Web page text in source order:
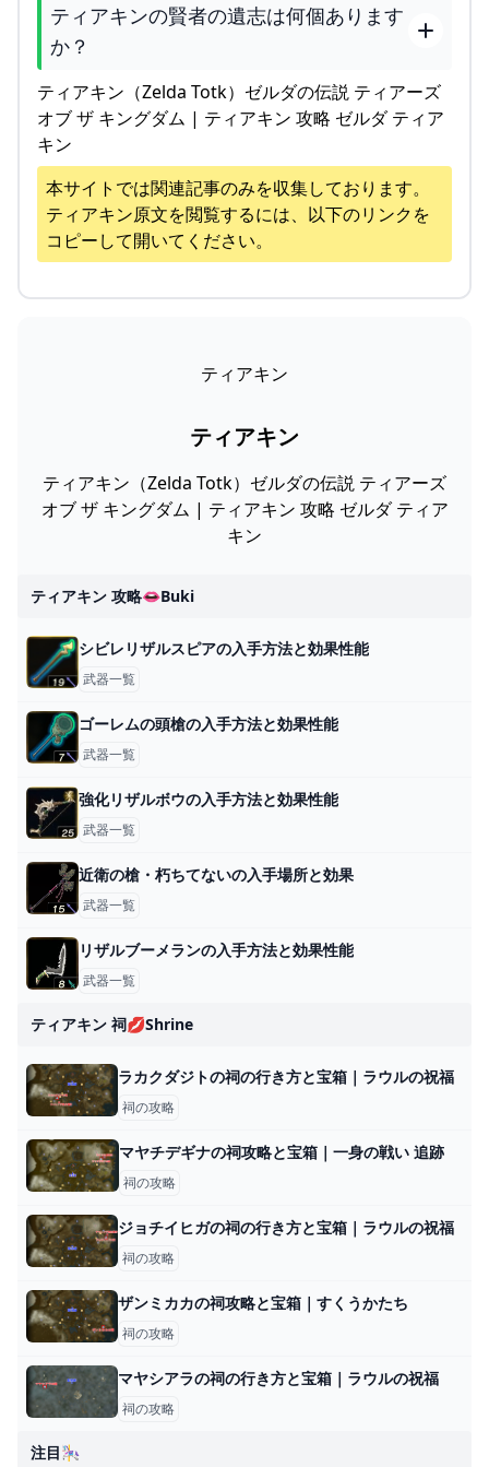
ティアキンの賢者の遺志は何個あります
か？
ティアキン（Zelda Totk）ゼルダの伝説 ティアーズ
オブ ザ キングダム | ティアキン 攻略 ゼルダ ティア
キン
本サイトでは関連記事のみを収集しております。
ティアキン原文を閲覧するには、以下のリンクを
コピーして開いてください。
ティアキン
ティアキン
ティアキン（Zelda Totk）ゼルダの伝説 ティアーズ
オブ ザ キングダム | ティアキン 攻略 ゼルダ ティア
キン
ティアキン 攻略👄buki
シビレリザルスピアの入手方法と効果性能
武器一覧
ゴーレムの頭槍の入手方法と効果性能
武器一覧
強化リザルボウの入手方法と効果性能
武器一覧
近衛の槍・朽ちてないの入手場所と効果
武器一覧
リザルブーメランの入手方法と効果性能
武器一覧
ティアキン 祠💋shrine
ラカクダジトの祠の行き方と宝箱｜ラウルの祝福
祠の攻略
マヤチデギナの祠攻略と宝箱｜一身の戦い 追跡
祠の攻略
ジョチイヒガの祠の行き方と宝箱｜ラウルの祝福
祠の攻略
ザンミカカの祠攻略と宝箱｜すくうかたち
祠の攻略
マヤシアラの祠の行き方と宝箱｜ラウルの祝福
祠の攻略
注目🎠